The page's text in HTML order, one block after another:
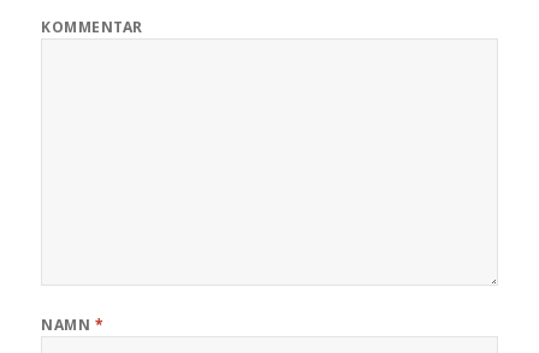
KOMMENTAR
NAMN *